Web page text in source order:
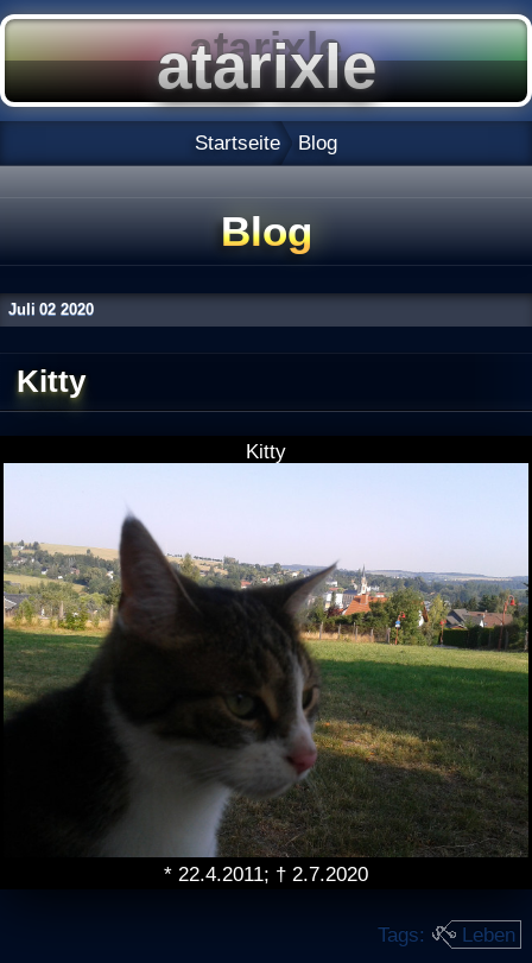
Startseite Blog
Blog
Juli 02 2020
Kitty
Kitty
* 22.4.2011; † 2.7.2020
Tags: Leben